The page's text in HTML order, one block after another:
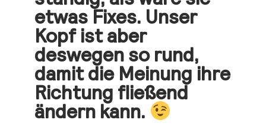
etwas Fixes. Unser
Kopf ist aber
deswegen so rund,
damit die Meinung ihre
Richtung fließend
ändern kann.